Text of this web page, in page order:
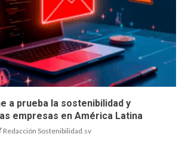
a prueba la sostenibilidad y
empresas en América Latina
Redacción Sostenibilidad.sv